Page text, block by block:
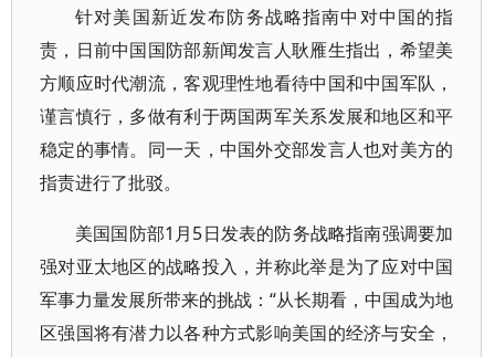
针对美国新近发布防务战略指南中对中国的指
责，日前中国国防部新闻发言人耿雁生指出，希望美
方顺应时代潮流，客观理性地看待中国和中国军队，
谨言慎行，多做有利于两国两军关系发展和地区和平
稳定的事情。同一天，中国外交部发言人也对美方的
指责进行了批驳。
美国国防部1月5日发表的防务战略指南强调要加
强对亚太地区的战略投入，并称此举是为了应对中国
军事力量发展所带来的挑战：“从长期看，中国成为地
区强国将有潜力以各种方式影响美国的经济与安全，